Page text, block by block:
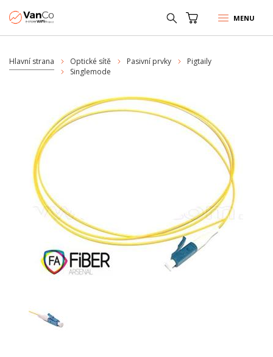
MENU
Hlavní strana Optické sítě Pasivní prvky
Pigtaily
Singlemode